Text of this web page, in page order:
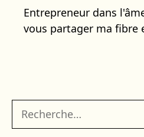
Entrepreneur dans
vous partager ma fibre
Rechercher :